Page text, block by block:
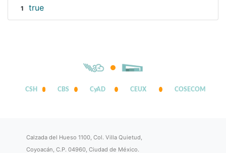
1 true
CSH CBS CyAD CEUX COSECOM
Calzada del Hueso 1100, Col. Villa Quietud,
Coyoacán, C.P. 04960, Ciudad de México.